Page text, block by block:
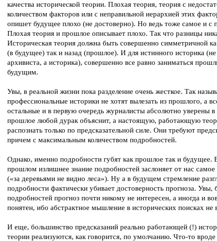
качества исторической теории. Плохая теория, теория с
количеством факторов или с неправильной иерархией этих
опишет будущее плохо (не достоверно). Но ведь тоже самое и
Плохая теория и прошлое описывает плохо. Так что разницы
Историческая теория должна быть совершенно симметричной
(в будущее) так и назад (прошлое). И для истинного историка (не
архивиста, а историка), совершенно все равно заниматься
будущим.
Увы, в реальной жизни пока разделение очень жесткое. Так
профессиональные историки не хотят вылезать из прошлого, а
остальные и в первую очередь журналисты абсолютно уверены
прошлое любой дурак объяснит, а настоящую, работающую
распознать только по предсказательной силе. Они требуют
причем с максимальным количеством подробностей.
Однако, именно подробности губят как прошлое так и будущее.
прошлом излишнее знание подробностей заслоняет от нас самое
(«за деревьями не видно леса»). Ну а в будущем стремление
подробности фактически убивает достоверность прогноза. Увы,
подробностей прогноз почти никому не интересен, а иногда и
понятен, ибо абстрактное мышление в исторических поисках не
И еще, большинство предсказаний реально работающей (!)
теории реализуются, как говорится, по умолчанию. Что-то вроде